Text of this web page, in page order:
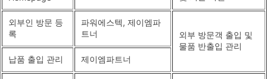
외부인 방문 등
록
파워에스텍, 제이엠파
트너
외부 방문객 출입 및
물품 반출입 관리
납품 출입 관리
제이엠파트너